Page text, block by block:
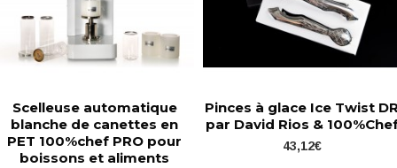
Scelleuse automatique
blanche de canettes en
PET 100%chef PRO pour
boissons et aliments
Pinces à glace Ice Twist
par David Rios &
43,12€